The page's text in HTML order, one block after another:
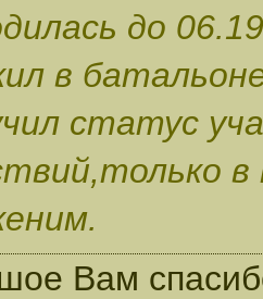
до
в
статус
в
Вам